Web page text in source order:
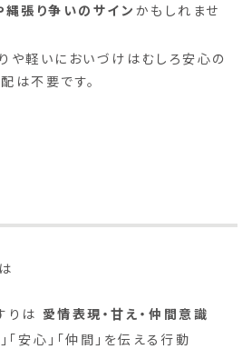
縄張り争いのサイン かもしれませ
や軽いにおいづけはむしろ安心の
は不要です。
りは 愛情表現・甘え・仲間意識
「安心」「仲間」を伝える行動